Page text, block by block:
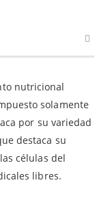
nutricional
solamente
por su variedad
destaca su
células del
libres.